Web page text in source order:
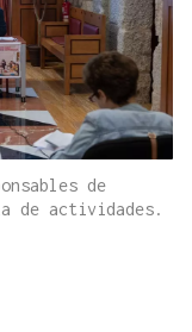
de
de actividades.